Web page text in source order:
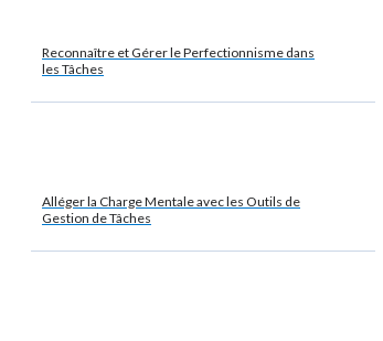
Reconnaître et Gérer le Perfectionnisme dans
les Tâches
Alléger la Charge Mentale avec les Outils de
Gestion de Tâches